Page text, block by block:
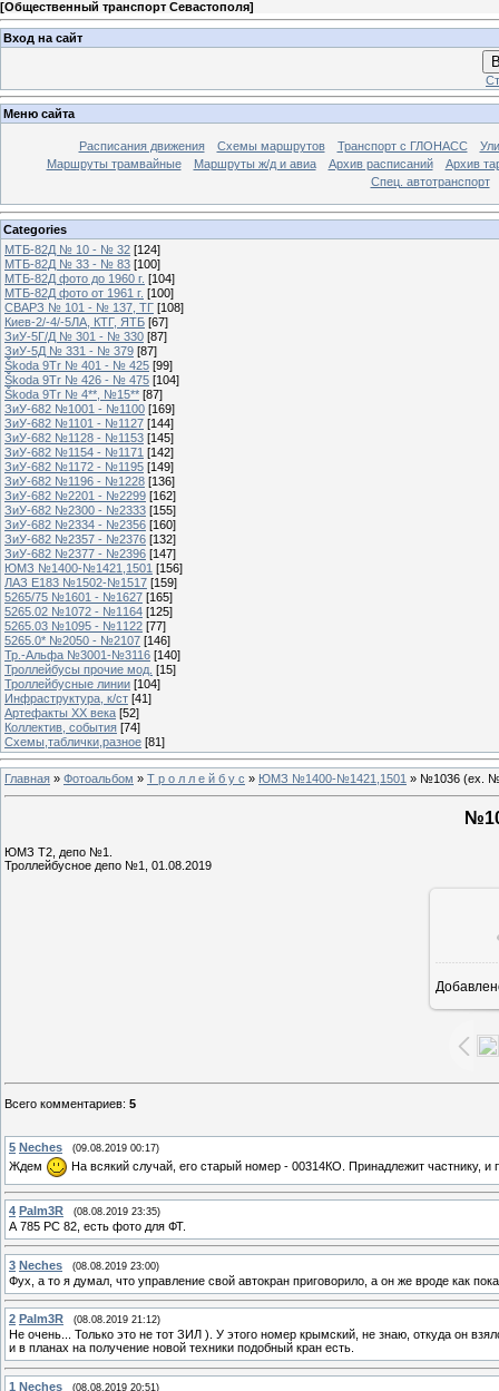
[Общественный транспорт Севастополя]
Вход на сайт
Меню сайта
Расписания движения Схемы маршрутов Транспорт с ГЛОНАСС
Маршруты трамвайные
Маршруты ж/д и авиа Архив расписаний
Архив
Спец. автотранспорт
Categories
МТБ-82Д № 10 - № 32 [124]
МТБ-82Д № 33 - № 83 [100]
МТБ-82Д фото до 1960 г. [104]
МТБ-82Д фото от 1961 г. [100]
СВАРЗ № 101 - № 137, ТГ [108]
Киев-2/-4/-5ЛА, КТГ, ЯТБ [67]
ЗиУ-5Г/Д № 301 - № 330 [87]
ЗиУ-5Д № 331 - № 379 [87]
Škoda 9Tr № 401 - № 425 [99]
Škoda 9Tr № 426 - № 475 [104]
Škoda 9Tr № 4**, №15** [87]
ЗиУ-682 №1001 - №1100 [169]
ЗиУ-682 №1101 - №1127 [144]
ЗиУ-682 №1128 - №1153 [145]
ЗиУ-682 №1154 - №1171 [142]
ЗиУ-682 №1172 - №1195 [149]
ЗиУ-682 №1196 - №1228 [136]
ЗиУ-682 №2201 - №2299 [162]
ЗиУ-682 №2300 - №2333 [155]
ЗиУ-682 №2334 - №2356 [160]
ЗиУ-682 №2357 - №2376 [132]
ЗиУ-682 №2377 - №2396 [147]
ЮМЗ №1400-№1421,1501 [156]
ЛАЗ Е183 №1502-№1517 [159]
5265/75 №1601 - №1627 [165]
5265.02 №1072 - №1164 [125]
5265.03 №1095 - №1122 [77]
5265.0* №2050 - №2107 [146]
Тр.-Альфа №3001-№3116 [140]
Троллейбусы прочие мод. [15]
Троллейбусные линии [104]
Инфраструктура, к/ст [41]
Артефакты ХХ века [52]
Коллектив, события [74]
Схемы,таблички,разное [81]
Главная » Фотоальбом » Т р о л л е й б у с » ЮМЗ №1400-№1421,1501 » №1036 (ех.
ЮМЗ Т2, депо №1.
Троллейбусное депо №1, 01.08.2019
Всего комментариев: 5
5 Neches (09.08.2019 00:17)
Ждем На всякий случай, его старый номер - 00314КО. Принадлежит частнику, и
4 Palm3R (08.08.2019 23:35)
А 785 РС 82, есть фото для ФТ.
3 Neches (08.08.2019 23:00)
Фух, а то я думал, что управление свой автокран приговорило, а он же вроде как
2 Palm3R (08.08.2019 21:12)
Не очень... Только это не тот ЗИЛ ). У этого номер крымский, не знаю, откуда он
и в планах на получение новой техники подобный кран есть.
1 Neches (08.08.2019 20:51)